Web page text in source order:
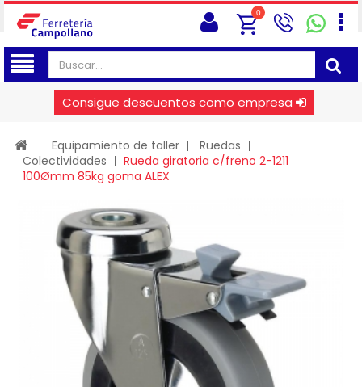
0
Consigue descuentos como empresa
Equipamiento de taller
Ruedas
Colectividades
Rueda giratoria c/freno 2-1211
100Ømm 85kg goma ALEX